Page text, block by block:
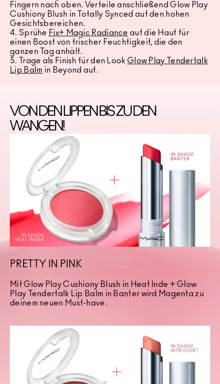
Fingern nach oben. Verteile anschließend Glow Play
Cushiony Blush in Totally Synced auf den hohen
Gesichtsbereichen.
4. Sprühe Fix+ Magic Radiance auf die Haut für
einen Boost von frischer Feuchtigkeit, die den
ganzen Tag anhält.
5. Trage als Finish für den Look Glow Play Tendertalk
Lip Balm in Beyond auf.
VON DEN LIPPEN BIS ZU DEN
WANGEN!
PRETTY IN PINK
Mit Glow Play Cushiony Blush in Heat Inde + Glow
Play Tendertalk Lip Balm in Banter wird Magenta zu
deinem neuen Must-have.